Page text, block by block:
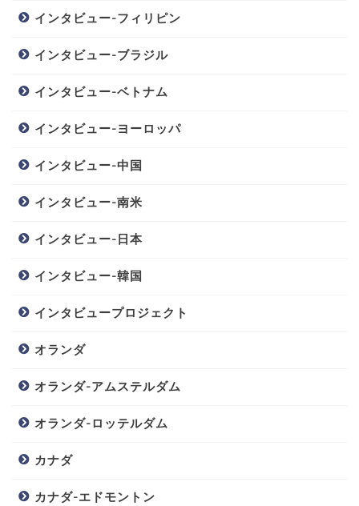
インタビュー-フィリピン
インタビュー-ブラジル
インタビュー-ベトナム
インタビュー-ヨーロッパ
インタビュー-中国
インタビュー-南米
インタビュー-日本
インタビュー-韓国
インタビュープロジェクト
オランダ
オランダ-アムステルダム
オランダ-ロッテルダム
カナダ
カナダ-エドモントン